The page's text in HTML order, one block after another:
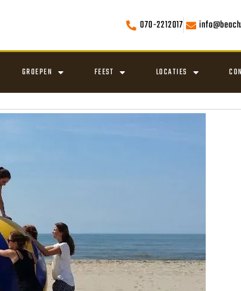
070-2212017
GROEPEN FEEST LOCATIES